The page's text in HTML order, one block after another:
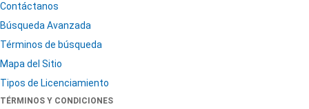
Contáctanos
Búsqueda Avanzada
Términos de búsqueda
Mapa del Sitio
Tipos de Licenciamiento
TÉRMINOS Y CONDICIONES